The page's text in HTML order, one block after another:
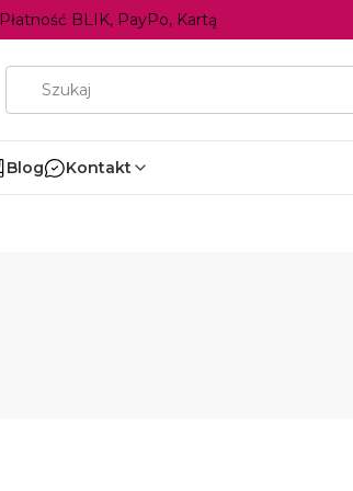
Płatność BLIK, PayPo, Kartą
Blog Kontakt